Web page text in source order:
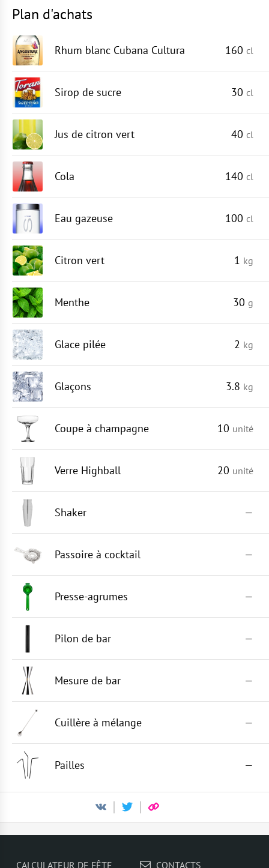
Plan d'achats
Rhum blanc Cubana Cultura 160 cl
Sirop de sucre 30 cl
Jus de citron vert 40 cl
Cola 140 cl
Eau gazeuse 100 cl
Citron vert 1 kg
Menthe 30 g
Glace pilée 2 kg
Glaçons 3.8 kg
Coupe à champagne 10 unité
Verre Highball 20 unité
Shaker —
Passoire à cocktail —
Presse-agrumes —
Pilon de bar —
Mesure de bar —
Cuillère à mélange —
Pailles —
CALCULATEUR DE FÊTE CONTACTS